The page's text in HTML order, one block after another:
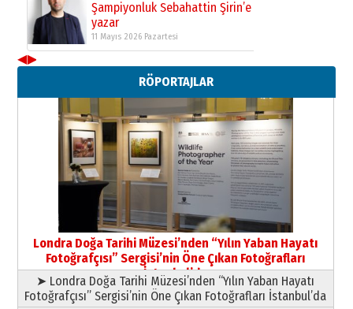
Yusuf POLAT
Şampiyonluk Sebahattin Şirin’e
yazar
11 Mayıs 2026 Pazartesi
◀▶
RÖPORTAJLAR
Londra Doğa Tarihi Müzesi’nden “Yılın Yaban Hayatı
Fotoğrafçısı” Sergisi’nin Öne Çıkan Fotoğrafları
İstanbul’da
➤ Londra Doğa Tarihi Müzesi’nden “Yılın Yaban Hayatı
Fotoğrafçısı” Sergisi’nin Öne Çıkan Fotoğrafları İstanbul’da